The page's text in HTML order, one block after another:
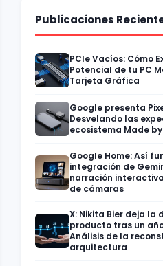
Publicaciones
PCIe Vacíos: Cómo
Potencial de tu PC
Tarjeta Gráfica
Google presenta
Desvelando las
ecosistema Made
Google Home: Así
integración de
narración
de cámaras
X: Nikita Bier deja la
producto tras un
Análisis de la
arquitectura